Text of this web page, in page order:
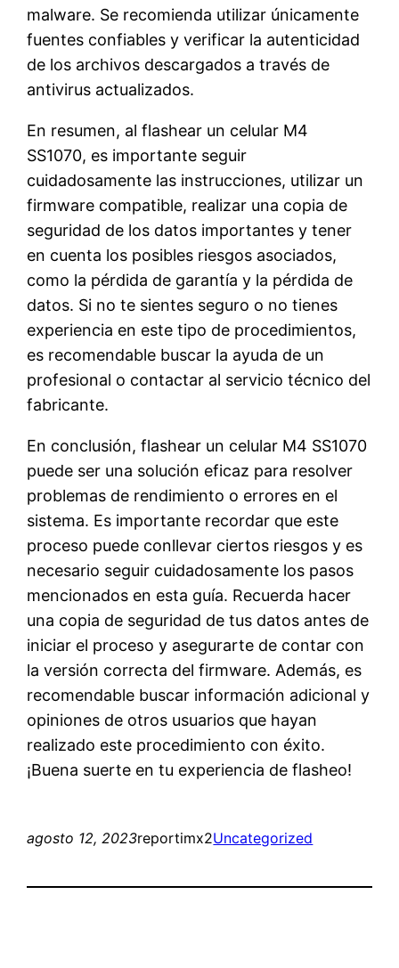
malware. Se recomienda utilizar únicamente
fuentes confiables y verificar la autenticidad
de los archivos descargados a través de
antivirus actualizados.
En resumen, al flashear un celular M4
SS1070, es importante seguir
cuidadosamente las instrucciones, utilizar un
firmware compatible, realizar una copia de
seguridad de los datos importantes y tener
en cuenta los posibles riesgos asociados,
como la pérdida de garantía y la pérdida de
datos. Si no te sientes seguro o no tienes
experiencia en este tipo de procedimientos,
es recomendable buscar la ayuda de un
profesional o contactar al servicio técnico del
fabricante.
En conclusión, flashear un celular M4 SS1070
puede ser una solución eficaz para resolver
problemas de rendimiento o errores en el
sistema. Es importante recordar que este
proceso puede conllevar ciertos riesgos y es
necesario seguir cuidadosamente los pasos
mencionados en esta guía. Recuerda hacer
una copia de seguridad de tus datos antes de
iniciar el proceso y asegurarte de contar con
la versión correcta del firmware. Además, es
recomendable buscar información adicional y
opiniones de otros usuarios que hayan
realizado este procedimiento con éxito.
¡Buena suerte en tu experiencia de flasheo!
agosto 12, 2023reportimx2Uncategorized